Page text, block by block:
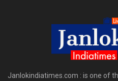
Janlokindiatimes.com : is one of